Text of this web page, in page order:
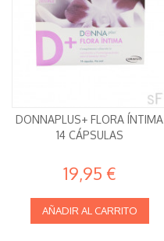
DONNAPLUS+ FLORA ÍNTIMA
14 CÁPSULAS
19,95 €
AÑADIR AL CARRITO